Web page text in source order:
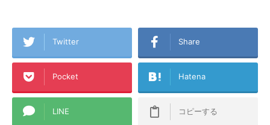
Twitter Share
Pocket Hatena
LINE コピーする